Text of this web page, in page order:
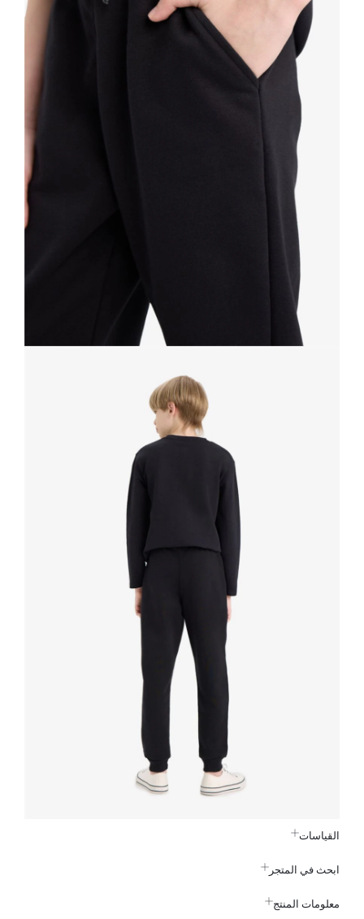
القياسات
ابحث في المتجر
معلومات المنتج